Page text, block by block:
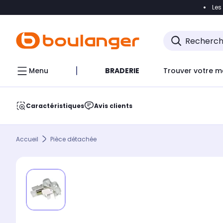
Accéder
Menu BRADERIE Trouver votre
Caractéristiques Avis clients
Accueil Pièce détachée